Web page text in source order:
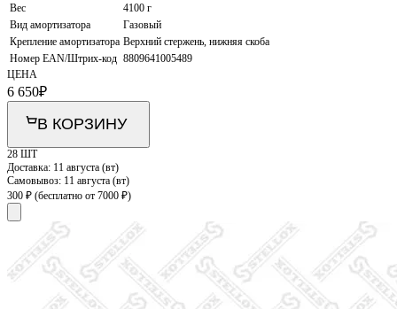
Вес
4100 г
Вид амортизатора
Газовый
Крепление амортизатора Верхний стержень, нижняя скоба
Номер EAN/Штрих-код 8809641005489
ЦЕНА
6 650₽
В КОРЗИНУ
28 ШТ
Доставка: 11 августа (вт)
Самовывоз: 11 августа (вт)
300 ₽ (бесплатно от 7000 ₽)